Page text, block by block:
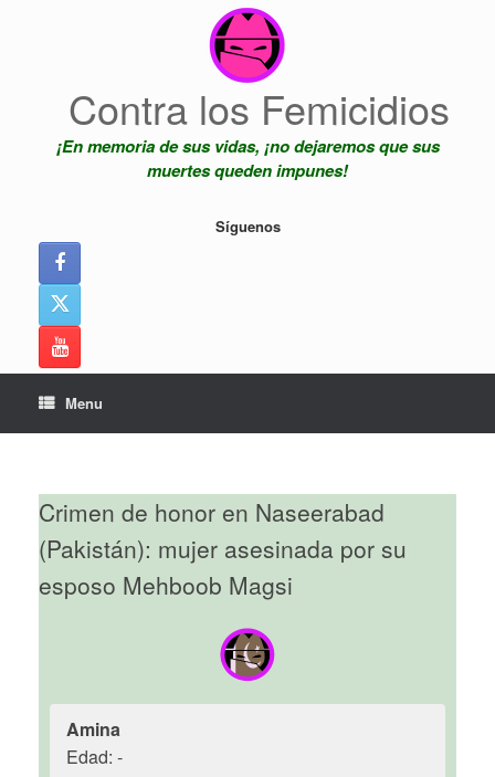
Contra los Femicidios
¡En memoria de sus vidas, ¡no dejaremos que sus
muertes queden impunes!
Síguenos
Menu
Crimen de honor en Naseerabad
(Pakistán): mujer asesinada por su
esposo Mehboob Magsi
Amina
Edad: -